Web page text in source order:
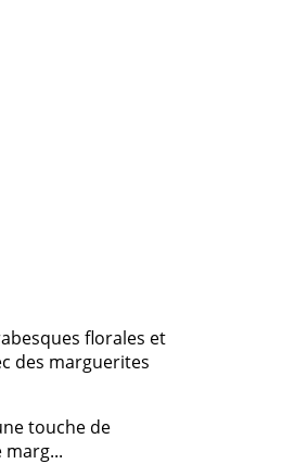
florales et
des marguerites
touche de